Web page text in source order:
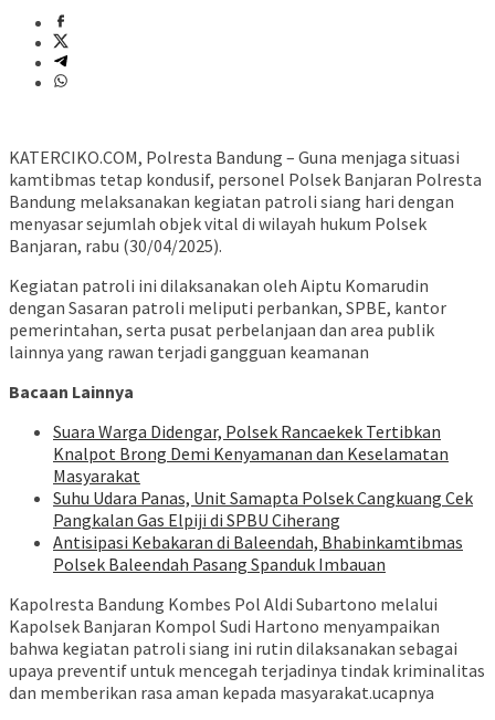
KATERCIKO.COM, Polresta Bandung – Guna menjaga situasi
kamtibmas tetap kondusif, personel Polsek Banjaran Polresta
Bandung melaksanakan kegiatan patroli siang hari dengan
menyasar sejumlah objek vital di wilayah hukum Polsek
Banjaran, rabu (30/04/2025).
Kegiatan patroli ini dilaksanakan oleh Aiptu Komarudin
dengan Sasaran patroli meliputi perbankan, SPBE, kantor
pemerintahan, serta pusat perbelanjaan dan area publik
lainnya yang rawan terjadi gangguan keamanan
Bacaan Lainnya
Suara Warga Didengar, Polsek Rancaekek Tertibkan
Knalpot Brong Demi Kenyamanan dan Keselamatan
Masyarakat
Suhu Udara Panas, Unit Samapta Polsek Cangkuang Cek
Pangkalan Gas Elpiji di SPBU Ciherang
Antisipasi Kebakaran di Baleendah, Bhabinkamtibmas
Polsek Baleendah Pasang Spanduk Imbauan
Kapolresta Bandung Kombes Pol Aldi Subartono melalui
Kapolsek Banjaran Kompol Sudi Hartono menyampaikan
bahwa kegiatan patroli siang ini rutin dilaksanakan sebagai
upaya preventif untuk mencegah terjadinya tindak kriminalitas
dan memberikan rasa aman kepada masyarakat.ucapnya